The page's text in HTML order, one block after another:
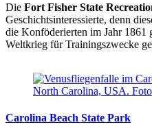
Die Fort Fisher State
Geschichtsinteressierte, denn
die Konföderierten im Jahr 1861
Weltkrieg für Trainingszwecke
Carolina Beach State Park